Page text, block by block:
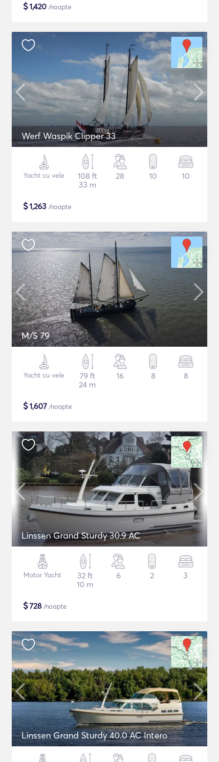
$1,420 /noapte
Werf Waspik Clipper 33
Yacht cu vele
108 ft
33 m
28 10 10
$1,263 /noapte
M/S 79
Yacht cu vele
79 ft
24 m
16 8 8
$1,607 /noapte
Linssen Grand Sturdy 30.9 AC
Motor Yacht
32 ft
10 m
6 2 3
$728 /noapte
Linssen Grand Sturdy 40.0 AC Intero